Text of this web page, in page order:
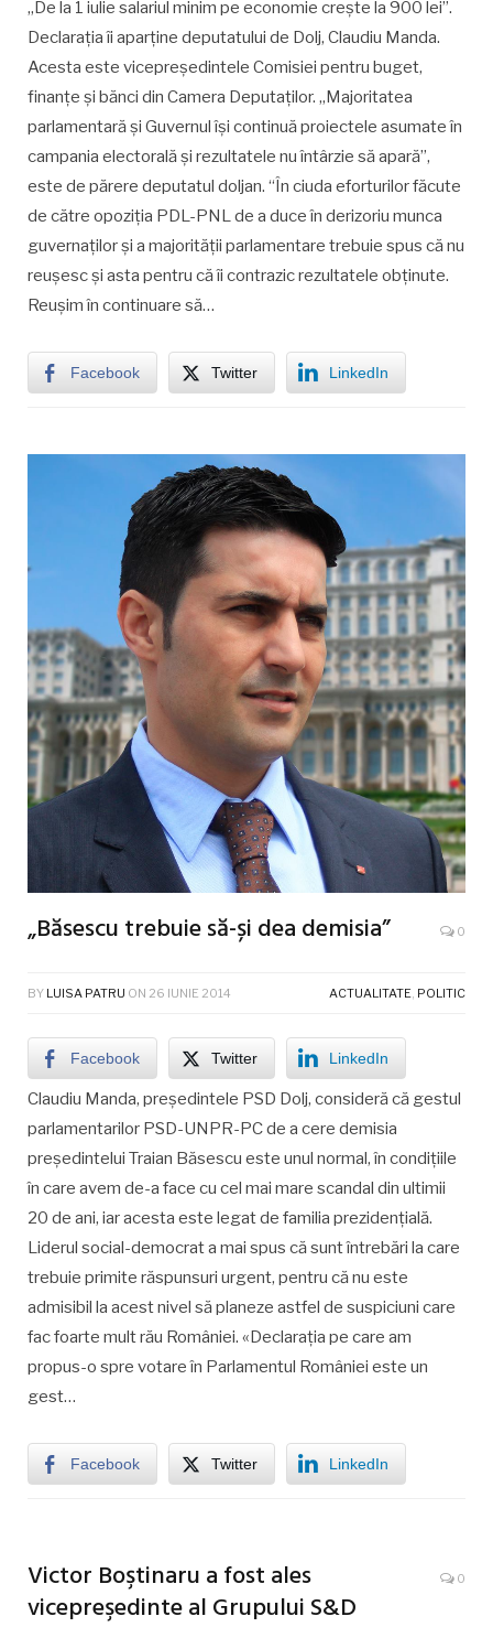
„De la 1 iulie salariul minim pe economie crește la 900 lei”.
Declarația îi aparține deputatului de Dolj, Claudiu Manda.
Acesta este vicepreşedintele Comisiei pentru buget,
finanţe şi bănci din Camera Deputaţilor. „Majoritatea
parlamentară şi Guvernul îşi continuă proiectele asumate în
campania electorală şi rezultatele nu întârzie să apară”,
este de părere deputatul doljan. “În ciuda eforturilor făcute
de către opoziţia PDL-PNL de a duce în derizoriu munca
guvernaţilor şi a majorităţii parlamentare trebuie spus că nu
reuşesc şi asta pentru că îi contrazic rezultatele obţinute.
Reuşim în continuare să…
Facebook Twitter LinkedIn
„Băsescu trebuie să-și dea demisia” 0
BY LUISA PATRU ON 26 IUNIE 2014 ACTUALITATE, POLITIC
Facebook Twitter LinkedIn
Claudiu Manda, preşedintele PSD Dolj, consideră că gestul
parlamentarilor PSD-UNPR-PC de a cere demisia
preşedintelui Traian Băsescu este unul normal, în condiţiile
în care avem de-a face cu cel mai mare scandal din ultimii
20 de ani, iar acesta este legat de familia prezidenţială.
Liderul social-democrat a mai spus că sunt întrebări la care
trebuie primite răspunsuri urgent, pentru că nu este
admisibil la acest nivel să planeze astfel de suspiciuni care
fac foarte mult rău României. «Declaraţia pe care am
propus-o spre votare în Parlamentul României este un
gest…
Facebook Twitter LinkedIn
Victor Boştinaru a fost ales
vicepreşedinte al Grupului S&D
0